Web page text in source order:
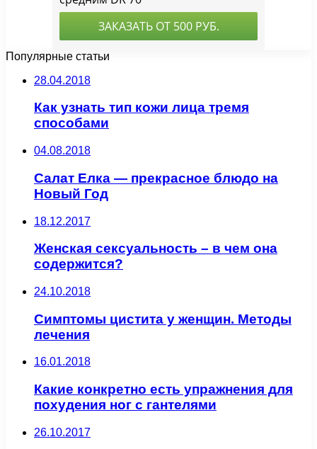
Популярные статьи
28.04.2018
Как узнать тип кожи лица тремя
способами
04.08.2018
Салат Елка — прекрасное блюдо на
Новый Год
18.12.2017
Женская сексуальность – в чем она
содержится?
24.10.2018
Симптомы цистита у женщин. Методы
лечения
16.01.2018
Какие конкретно есть упражнения для
похудения ног с гантелями
26.10.2017